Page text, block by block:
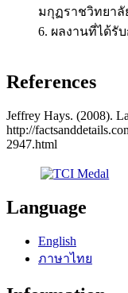
มกุฏราชวิทยาลั
6. ผลงานที่ได้
References
Jeffrey Hays. (2008).
http://
2947.html
Language
English
ภาษาไทย